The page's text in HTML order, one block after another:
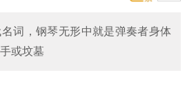
词，钢琴无形中就是弹奏者身体
或坟墓